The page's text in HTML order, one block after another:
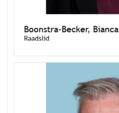
Boonstra-Becker, Bianca
Raadslid